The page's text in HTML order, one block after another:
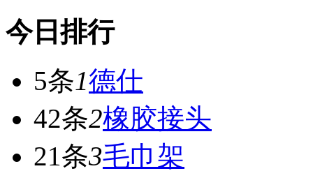
今日排行
5条1德仕
42条2橡胶接头
21条3毛巾架